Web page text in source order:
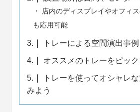
店内のディスプレイやオフィ
も応用可能
3. トレーによる空間演出事例
4. オススメのトレーをピッ
5.
トレーを使ってオシャレ
みよう